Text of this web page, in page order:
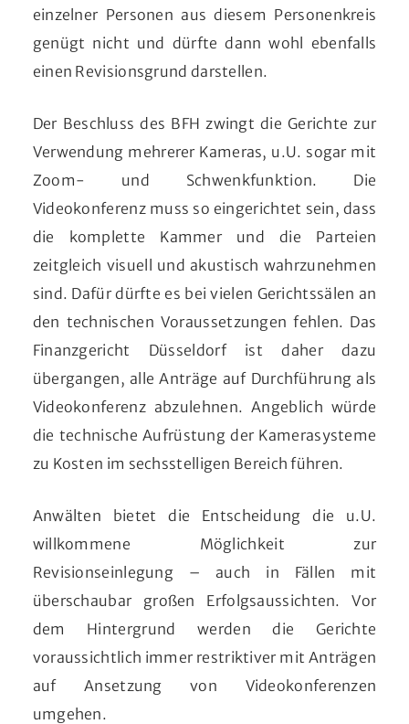
einzelner Personen aus diesem Personenkreis
genügt nicht und dürfte dann wohl ebenfalls
einen Revisionsgrund darstellen.
Der Beschluss des BFH zwingt die Gerichte zur
Verwendung mehrerer Kameras, u.U. sogar mit
Zoom- und Schwenkfunktion. Die
Videokonferenz muss so eingerichtet sein, dass
die komplette Kammer und die Parteien
zeitgleich visuell und akustisch wahrzunehmen
sind. Dafür dürfte es bei vielen Gerichtssälen an
den technischen Voraussetzungen fehlen. Das
Finanzgericht Düsseldorf ist daher dazu
übergangen, alle Anträge auf Durchführung als
Videokonferenz abzulehnen. Angeblich würde
die technische Aufrüstung der Kamerasysteme
zu Kosten im sechsstelligen Bereich führen.
Anwälten bietet die Entscheidung die u.U.
willkommene Möglichkeit zur
Revisionseinlegung – auch in Fällen mit
überschaubar großen Erfolgsaussichten. Vor
dem Hintergrund werden die Gerichte
voraussichtlich immer restriktiver mit Anträgen
auf Ansetzung von Videokonferenzen
umgehen.